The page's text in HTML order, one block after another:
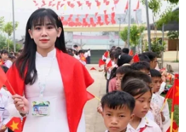
thương hiệu,
ra?